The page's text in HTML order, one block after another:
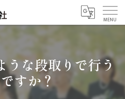
うな段取りで行う
すか？